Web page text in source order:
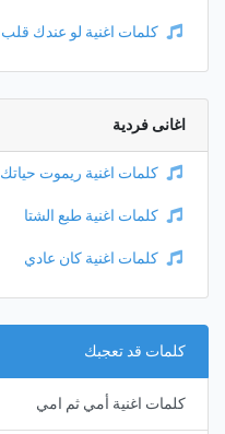
كلمات اغنية لو عندك قلب
اغانى فردية
كلمات اغنية ريموت حياتك
كلمات اغنية طبع الشتا
كلمات اغنية كان عادي
كلمات قد تعجبك
كلمات اغنية أمي ثم امي